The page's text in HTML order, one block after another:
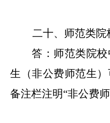
二十、师范类院
答：师范类院
生（非公费师范生
备注栏注明“非公费师